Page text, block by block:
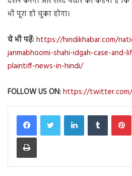
भी पूरा हो चुका होगा।
ये भी पढ़ें:https://hindikhabar.com/
janmabhoomi-shahi-idgah-case-
plaintiff-news-in-hindi/
FOLLOW US ON:https://twitter.com/
LinkedInTumblr
Print